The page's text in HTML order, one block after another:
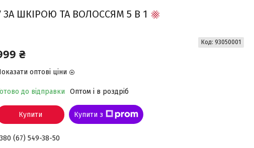
ШКІРОЮ ТА ВОЛОССЯМ 5 В 1
₴
оптові ціни
до відправки Оптом і в роздріб
Код: 93050001
Купити Купити з
(67) 549-38-50